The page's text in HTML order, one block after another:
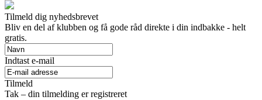
Tilmeld dig nyhedsbrevet
Bliv en del af klubben og få gode råd direkte i din indbakke - helt
gratis.
Indtast e-mail
Tilmeld
Tak – din tilmelding er registreret